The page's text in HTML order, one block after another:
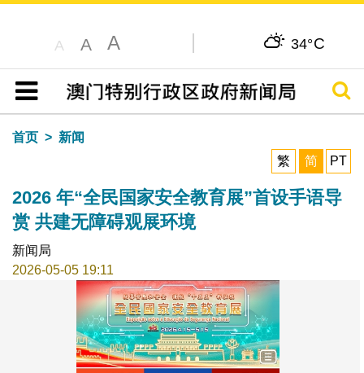
A A A 34°C
目录
搜寻
首页
新闻
繁
简 PT
2026 年“全民国家安全教育展”首设手语导
赏 共建无障碍观展环境
新闻局
2026-05-05 19:11